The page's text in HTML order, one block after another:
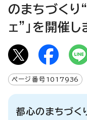
のまちづくり
ェ”」を開催し
ページ番号 1017936
都心のまちづく